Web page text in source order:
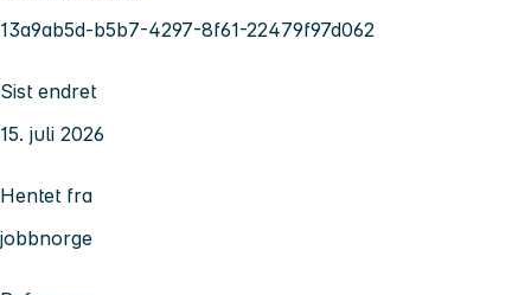
13a9ab5d-b5b7-4297-8f61-22479f97d062
Sist endret
15. juli 2026
Hentet fra
jobbnorge